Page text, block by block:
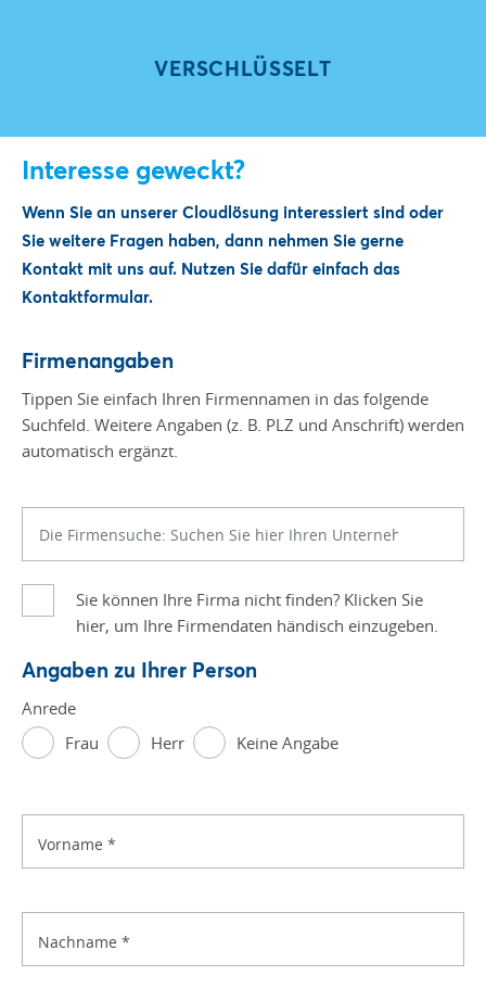
VERSCHLÜSSELT
Interesse geweckt?
Wenn Sie an unserer Cloudlösung interessiert sind oder
Sie weitere Fragen haben, dann nehmen Sie gerne
Kontakt mit uns auf. Nutzen Sie dafür einfach das
Kontaktformular.
Firmenangaben
Tippen Sie einfach Ihren Firmennamen in das folgende
Suchfeld. Weitere Angaben (z. B. PLZ und Anschrift) werden
automatisch ergänzt.
Sie können Ihre Firma nicht finden? Klicken Sie
hier, um Ihre Firmendaten händisch einzugeben.
Angaben zu Ihrer Person
Anrede
Frau
Herr Keine Angabe
Vorname *
Nachname *